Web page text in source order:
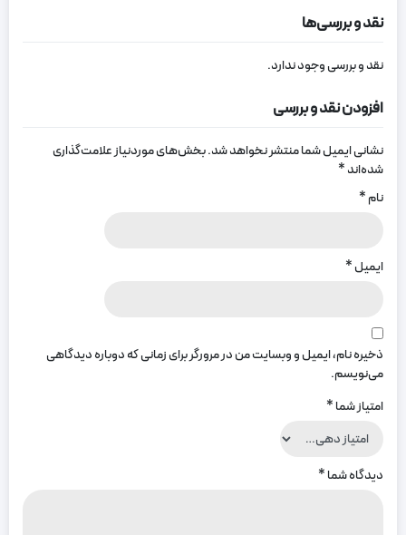
نقد و بررسی‌ها
نقد و بررسی وجود ندارد.
افزودن نقد و بررسی
نشانی ایمیل شما منتشر نخواهد شد.بخش‌های موردنیاز علامت‌گذاری
شده‌اند*
نام*
ایمیل*
ذخیره نام، ایمیل و وبسایت من در مرورگر برای زمانی که دوباره دیدگاهی
می‌نویسم.
امتیاز شما*
دیدگاه شما*